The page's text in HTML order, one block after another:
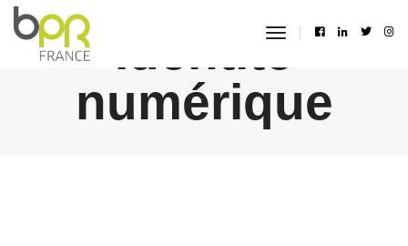
toggle
Identité
numérique